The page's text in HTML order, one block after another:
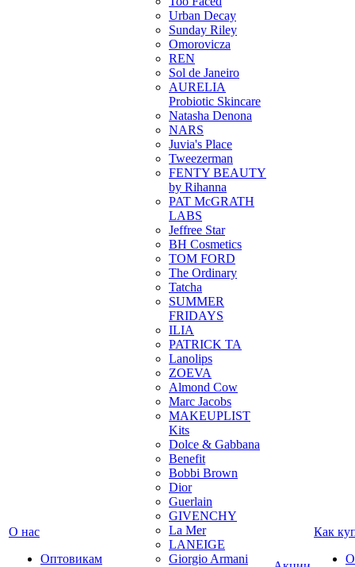
О нас
Оптовикам
Urban Decay
Sunday Riley
Omorovicza
REN
Sol de Janeiro
AURELIA
Probiotic Skincare
Natasha Denona
NARS
Juvia's Place
Tweezerman
FENTY BEAUTY
by Rihanna
PAT McGRATH
LABS
Jeffree Star
BH Cosmetics
TOM FORD
The Ordinary
Tatcha
SUMMER
FRIDAYS
ILIA
PATRICK TA
Lanolips
ZOEVA
Almond Cow
Marc Jacobs
MAKEUPLIST
Kits
Dolce & Gabbana
Benefit
Bobbi Brown
Dior
Guerlain
GIVENCHY
La Mer
LANEIGE
Giorgio Armani
Как